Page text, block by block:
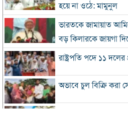
হয়ে না ওঠে: মামুনুল
ভারতকে জামায়াত
বড় কিলারকে জায়গা
রাষ্ট্রপতি পদে ১১ দলের
অভাবে চুল বিক্রি করা